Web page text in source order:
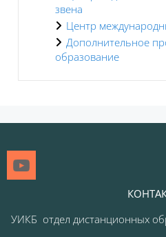
звена
Центр
Дополнительное
образование
УИКБ отдел дистанционных